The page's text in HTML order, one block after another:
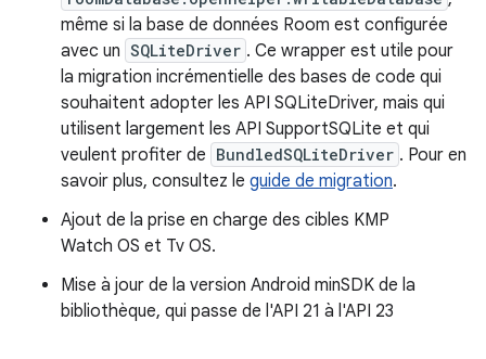
même si la base de données Room est configurée
avec un SQLiteDriver . Ce wrapper est utile pour
la migration incrémentielle des bases de code qui
souhaitent adopter les API SQLiteDriver, mais qui
utilisent largement les API SupportSQLite et qui
veulent profiter de BundledSQLiteDriver . Pour en
savoir plus, consultez le guide de migration.
Ajout de la prise en charge des cibles KMP
Watch OS et Tv OS.
Mise à jour de la version Android minSDK de la
bibliothèque, qui passe de l'API 21 à l'API 23